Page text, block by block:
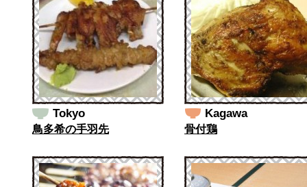
Tokyo
鳥多希の手羽先
Kagawa
骨付鶏